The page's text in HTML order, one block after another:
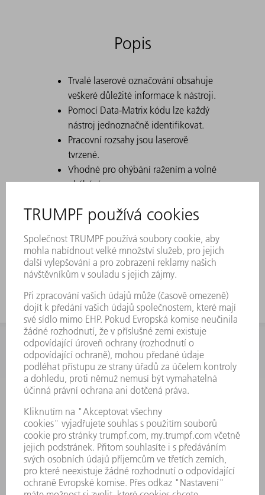
Popis
Trvalé laserové označování obsahuje
veškeré důležité informace k nástroji.
Pomocí Data-Matrix kódu lze každý
nástroj jednoznačně identifikovat.
Pracovní rozsahy jsou laserově
tvrzené.
Vhodné pro ohýbání ražením a volné
ohýbání
nebo 10 mm přemístění s 90° k 90°
postupu volného ohýbání různých
přemístění a úhlů > 90°.
INFORMACE
Často kladené dotazy
Všeobecné obchodní podmínky
KONTAKTNÍ ÚDAJE
Náhradní díly
+420 251 106 254
Po - čt 8:00 - 17:00
Pá 8:00 - 16:00
ND@trumpf.com
KONTAKTNÍ ÚDAJE